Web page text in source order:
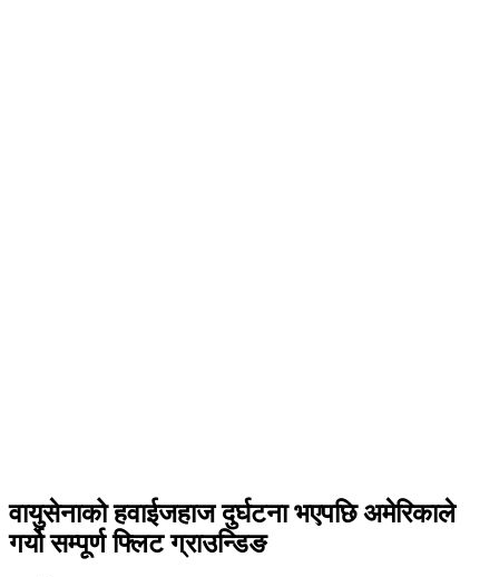
वायुसेनाको हवाईजहाज दुर्घटना भएपछि अमेरिकाले
गर्यो सम्पूर्ण फ्लिट ग्राउन्डिङ